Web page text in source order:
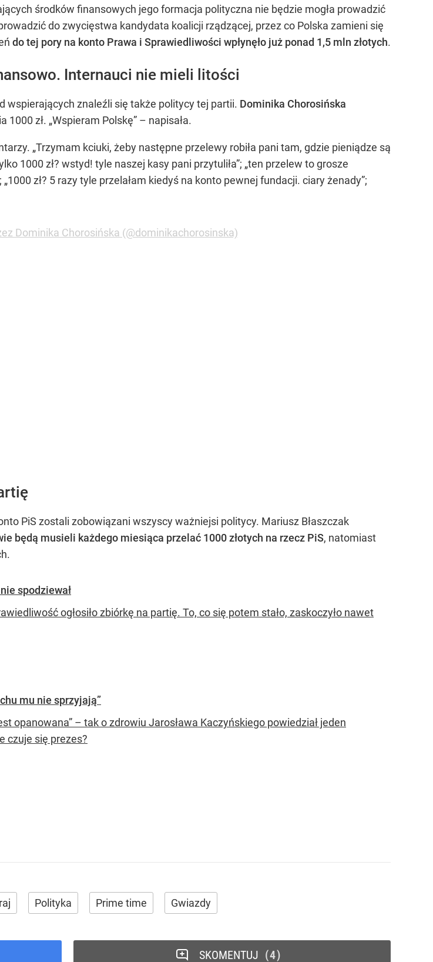
środków finansowych jego formacja polityczna nie będzie mogła prowadzić
do zwycięstwa kandydata koalicji rządzącej, przez co Polska zamieni się
do tej pory na konto Prawa i Sprawiedliwości wpłynęło już ponad 1,5 mln złotych.
Internauci nie mieli litości
wspierających znaleźli się także politycy tej partii. Dominika Chorosińska
zł. „Wspieram Polskę” – napisała.
„Trzymam kciuki, żeby następne przelewy robiła pani tam, gdzie pieniądze są
1000 zł? wstyd! tyle naszej kasy pani przytuliła”; „ten przelew to grosze
zł? 5 razy tyle przelałam kiedyś na konto pewnej fundacji. ciary żenady”;
Dominika Chorosińska (@dominikachorosinska)
PiS zostali zobowiązani wszyscy ważniejsi politycy. Mariusz Błaszczak
będą musieli każdego miesiąca przelać 1000 złotych na rzecz PiS, natomiast
spodziewał
ogłosiło zbiórkę na partię. To, co się potem stało, zaskoczyło nawet
mu nie sprzyjają”
opanowana” – tak o zdrowiu Jarosława Kaczyńskiego powiedział jeden
czuje się prezes?
Polityka Prime time Gwiazdy
SKOMENTUJ 4